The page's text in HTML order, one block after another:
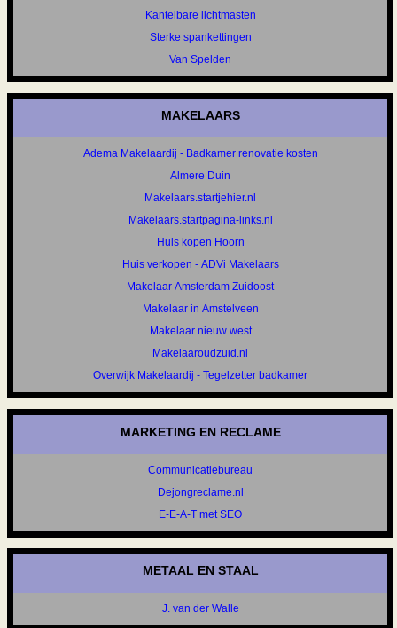
Kantelbare lichtmasten
Sterke spankettingen
Van Spelden
MAKELAARS
Adema Makelaardij - Badkamer renovatie kosten
Almere Duin
Makelaars.startjehier.nl
Makelaars.startpagina-links.nl
Huis kopen Hoorn
Huis verkopen - ADVi Makelaars
Makelaar Amsterdam Zuidoost
Makelaar in Amstelveen
Makelaar nieuw west
Makelaaroudzuid.nl
Overwijk Makelaardij - Tegelzetter badkamer
MARKETING EN RECLAME
Communicatiebureau
Dejongreclame.nl
E-E-A-T met SEO
METAAL EN STAAL
J. van der Walle